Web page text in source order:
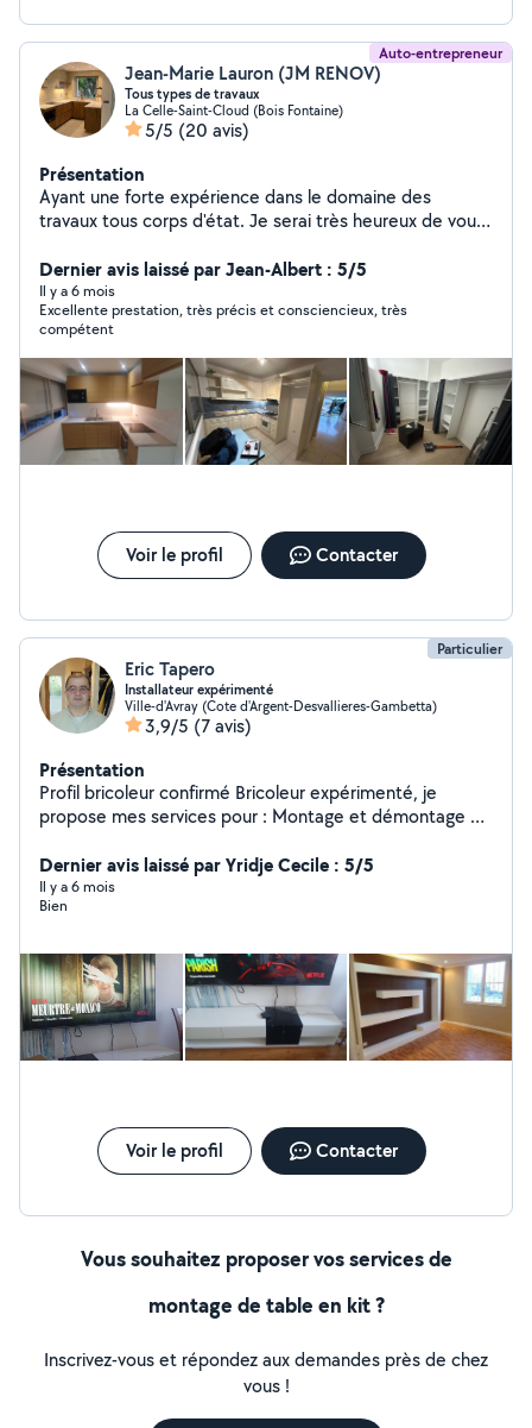
Auto-entrepreneur
Jean-Marie Lauron (JM RENOV)
Tous types de travaux
La Celle-Saint-Cloud (Bois Fontaine)
5/5 (20 avis)
Présentation
Ayant une forte expérience dans le domaine des
travaux tous corps d'état. Je serai très heureux de vous
Dernier avis laissé par Jean-Albert : 5/5
Il y a 6 mois
Excellente prestation, très précis et consciencieux, très
compétent
Voir le profil Contacter
Particulier
Eric Tapero
Installateur expérimenté
Ville-d'Avray (Cote d'Argent-Desvallieres-Gambetta)
3,9/5 (7 avis)
Présentation
Profil bricoleur confirmé Bricoleur expérimenté, je
propose mes services pour : Montage et démontage de
Réparations simples Travail propre et efficace, matériel
fourni si besoin. Disponible en semaine et week-end.
Dernier avis laissé par Yridje Cecile : 5/5
Il y a 6 mois
Bien
Voir le profil Contacter
Vous souhaitez proposer vos services de
montage de table en kit ?
Inscrivez-vous et répondez aux demandes près de chez
vous !